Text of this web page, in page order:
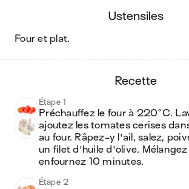
ustensiles
four et plat.
recette
Étape 1
Préchauffez le four à 220°C.
ajoutez les tomates cerises
au four. Râpez-y l'ail, salez,
un filet d'huile d'olive.
enfournez 10 minutes.
Étape 2